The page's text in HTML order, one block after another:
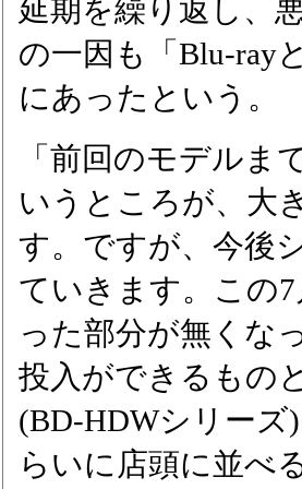
延期を繰り返し、
の一因も「Blu-ray
にあったという。
「前回のモデルま
いうところが、大
す。ですが、今後
ていきます。この
った部分が無くな
投入ができるもの
(BD-HDWシリーズ
らいに店頭に並べ